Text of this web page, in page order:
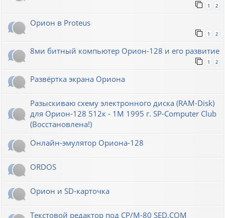
1 2
Орион в Proteus
1 2
8ми битный компьютер Орион-128 и его развитие
1 2
Развёртка экрана Ориона
Разыскиваю схему электронного диска (RAM-Disk)
для Орион-128 512к - 1М 1995 г. SP-Computer Club
(Восстановлена!)
Онлайн-эмулятор Ориона-128
ORDOS
Орион и SD-карточка
Текстовой редактор под CP/M-80 SED.COM